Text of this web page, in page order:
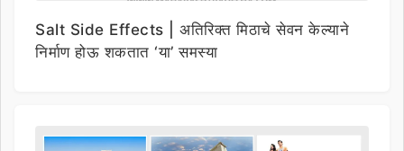
Salt Side Effects | अतिरिक्त मिठाचे सेवन केल्याने
निर्माण होऊ शकतात ‘या’ समस्या